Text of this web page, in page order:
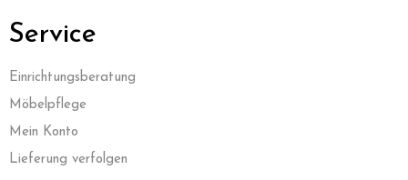
Service
Einrichtungsberatung
Möbelpflege
Mein Konto
Lieferung verfolgen